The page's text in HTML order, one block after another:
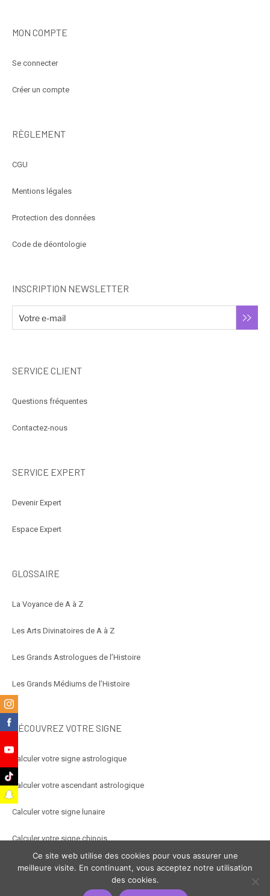
MON COMPTE
Se connecter
Créer un compte
RÈGLEMENT
CGU
Mentions légales
Protection des données
Code de déontologie
INSCRIPTION NEWSLETTER
SERVICE CLIENT
Questions fréquentes
Contactez-nous
SERVICE EXPERT
Devenir Expert
Espace Expert
GLOSSAIRE
La Voyance de A à Z
Les Arts Divinatoires de A à Z
Les Grands Astrologues de l’Histoire
Les Grands Médiums de l’Histoire
DÉCOUVREZ VOTRE SIGNE
Calculer votre signe astrologique
Calculer votre ascendant astrologique
Calculer votre signe lunaire
Calculer votre signe chinois
Calculer votre signe arabe
Ce site web utilise des cookies pour vous assurer une
meilleure visite. En continuant, vous acceptez notre utilisation
des cookies.